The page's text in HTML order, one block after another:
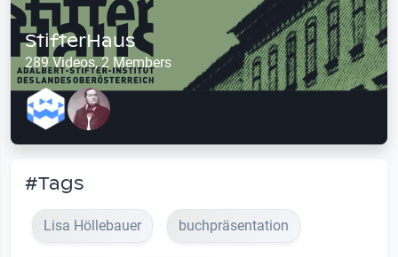
StifterHaus
289 Videos, 2 Members
#Tags
Lisa Höllebauer buchpräsentation